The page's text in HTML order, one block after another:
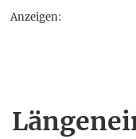
Anzeigen: